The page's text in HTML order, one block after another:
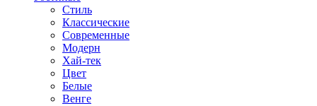
Стиль
Классические
Современные
Модерн
Хай-тек
Цвет
Белые
Венге